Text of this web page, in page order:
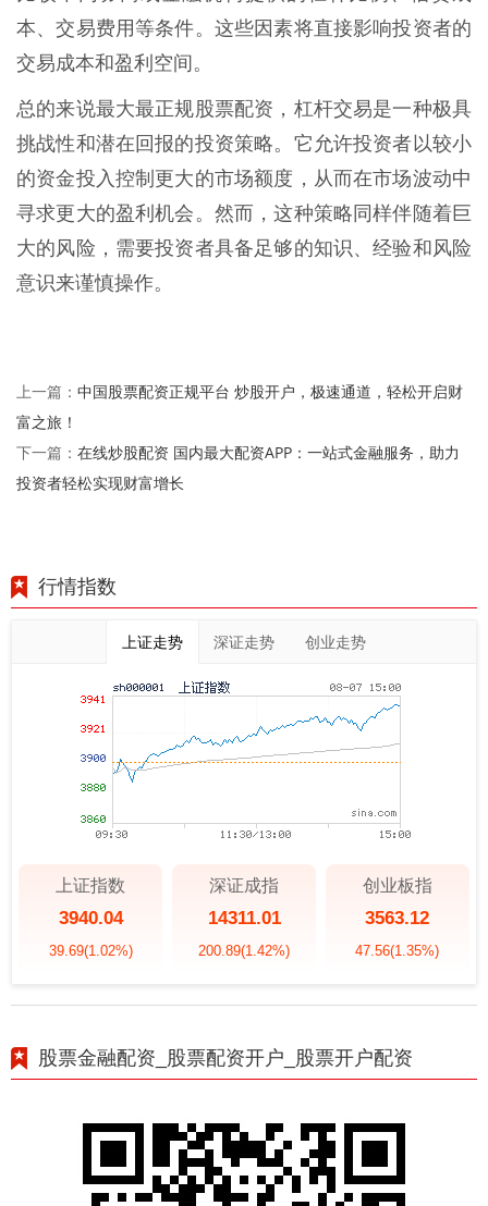
本、交易费用等条件。这些因素将直接影响投资者的
交易成本和盈利空间。
总的来说最大最正规股票配资，杠杆交易是一种极具
挑战性和潜在回报的投资策略。它允许投资者以较小
的资金投入控制更大的市场额度，从而在市场波动中
寻求更大的盈利机会。然而，这种策略同样伴随着巨
大的风险，需要投资者具备足够的知识、经验和风险
意识来谨慎操作。
上一篇： 中国股票配资正规平台 炒股开户，极速通道，轻松开启财
富之旅！
下一篇： 在线炒股配资 国内最大配资APP：一站式金融服务，助力
投资者轻松实现财富增长
行情指数
上证走势 深证走势 创业走势
上证指数
3940.04
39.69(1.02%)
深证成指
14311.01
200.89(1.42%)
创业板指
3563.12
47.56(1.35%)
股票金融配资_股票配资开户_股票开户配资